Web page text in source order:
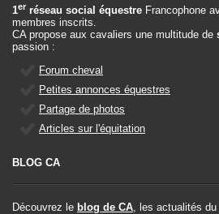
1er réseau social équestre Francophone
membres inscrits.
CA propose aux cavaliers une multitude de
passion :
Forum cheval
Petites annonces équestres
Partage de photos
Articles sur l'équitation
BLOG CA
Découvrez le blog de CA, les actualités